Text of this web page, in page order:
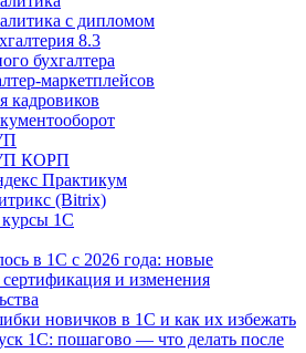
с дипломом
8.3
бухгалтера
маркетплейсов
кадровиков
КОРП
Практикум
(Bitrix)
1С
в 1С с 2026 года: новые
сертификация и изменения
новичков в 1С и как их избежать
1С: пошагово — что делать после